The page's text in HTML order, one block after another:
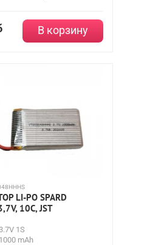
В корзину
LI-PO SPARD
10C, JST
1S
1000 mAh